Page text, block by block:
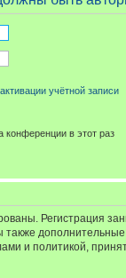
учётной записи
в этот раз
Регистрация
и политикой,